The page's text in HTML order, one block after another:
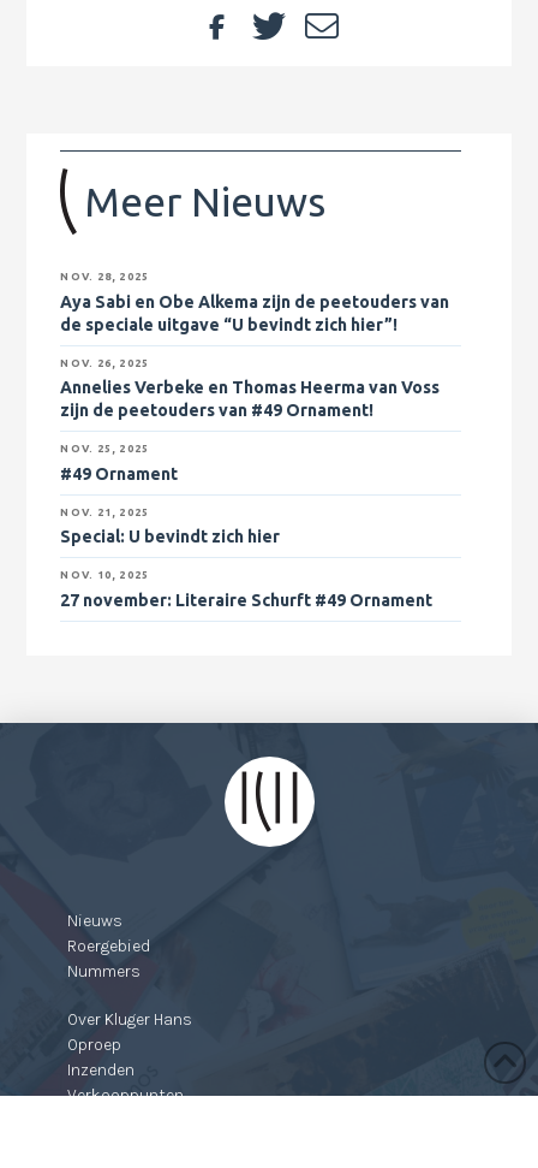
Meer Nieuws
NOV. 28, 2025
Aya Sabi en Obe Alkema zijn de peetouders van
de speciale uitgave “U bevindt zich hier”!
NOV. 26, 2025
Annelies Verbeke en Thomas Heerma van Voss
zijn de peetouders van #49 Ornament!
NOV. 25, 2025
#49 Ornament
NOV. 21, 2025
Special: U bevindt zich hier
NOV. 10, 2025
27 november: Literaire Schurft #49 Ornament
Nieuws
Roergebied
Nummers
Over Kluger Hans
Oproep
Inzenden
Verkooppunten